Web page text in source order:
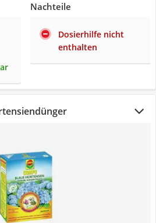
Nachteile
Dosierhilfe nicht
enthalten